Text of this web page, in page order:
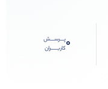
0پـــرســـش
کاربـــــران